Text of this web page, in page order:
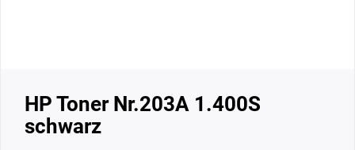
HP Toner Nr.203A 1.400S
schwarz